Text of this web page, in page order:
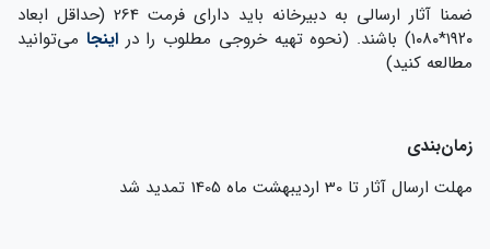
ضمنا آثار ارسالی به دبیرخانه باید دارای فرمت 264 (حداقل ابعاد
۱۹۲۰*۱۰۸۰) باشند. (نحوه تهیه خروجی مطلوب را در
اینجا می‌توانید
مطالعه کنید)
زمان‌بندی
مهلت ارسال آثار تا 30 اردیبهشت ماه 1405 تمدید شد